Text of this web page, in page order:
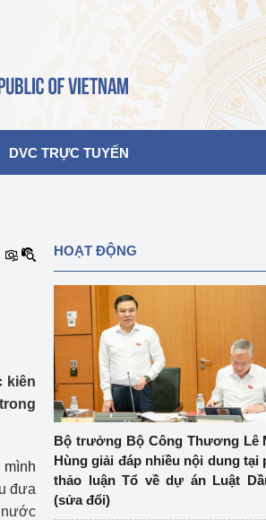
DVC TRỰC TUYẾN
kiên
đưa
HOẠT ĐỘNG
Bộ trưởng Bộ Công Thương Lê
Hùng giải đáp nhiều nội dung tại
thảo luận Tổ về dự án Luật
(sửa đổi)